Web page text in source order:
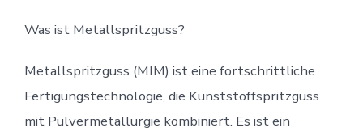
Was ist Metallspritzguss?
Metallspritzguss (MIM) ist eine fortschrittliche
Fertigungstechnologie, die Kunststoffspritzguss
mit Pulvermetallurgie kombiniert. Es ist ein